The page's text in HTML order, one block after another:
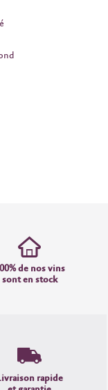
de nos vins
sont en stock
rapide